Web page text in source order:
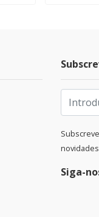
Siga-